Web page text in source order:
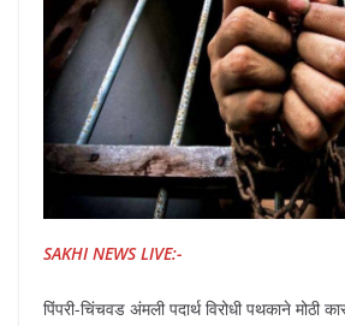
SAKHI NEWS LIVE:-
पिंपरी-चिंचवड अंमली पदार्थ विरोधी पथकाने मोठी